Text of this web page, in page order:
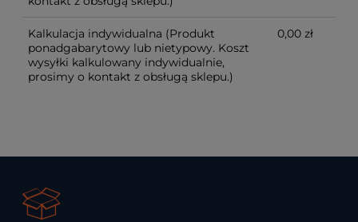
Kalkulacja indywidualna (Produkt
ponadgabarytowy lub nietypowy. Koszt
wysyłki kalkulowany indywidualnie,
prosimy o kontakt z obsługą sklepu.)
0,00 zł